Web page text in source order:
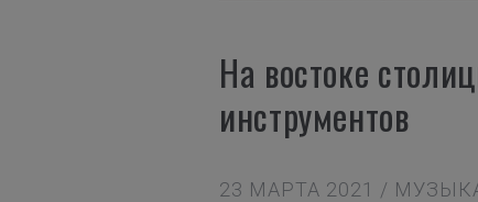
На востоке
инструментов
23 МАРТА 2021 /